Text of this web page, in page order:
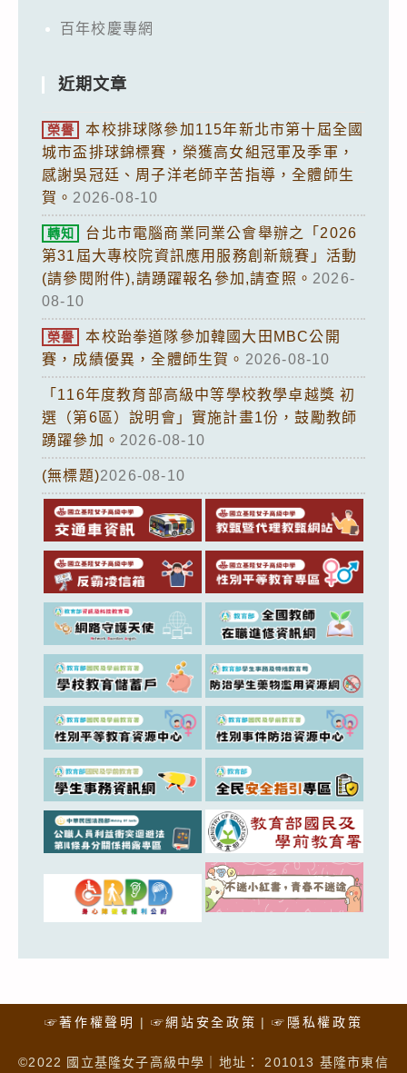
百年校慶專網
近期文章
榮譽
本校排球隊參加115年新北市第十屆全國
城市盃排球錦標賽，榮獲高女組冠軍及季軍，
感謝吳冠廷、周子洋老師辛苦指導，全體師生
賀。 2026-08-10
轉知
台北市電腦商業同業公會舉辦之「2026
第31屆大專校院資訊應用服務創新競賽」活動
(請參閱附件),請踴躍報名參加,請查照。 2026-
08-10
榮譽
本校跆拳道隊參加韓國大田MBC公開
賽，成績優異，全體師生賀。 2026-08-10
「116年度教育部高級中等學校教學卓越獎 初
選（第6區）說明會」實施計畫1份，鼓勵教師
踴躍參加。 2026-08-10
(無標題)2026-08-10
☞著作權聲明 ☞網站安全政策 ☞隱私權政策
©2022 國立基隆女子高級中學｜地址： 201013 基隆市東信